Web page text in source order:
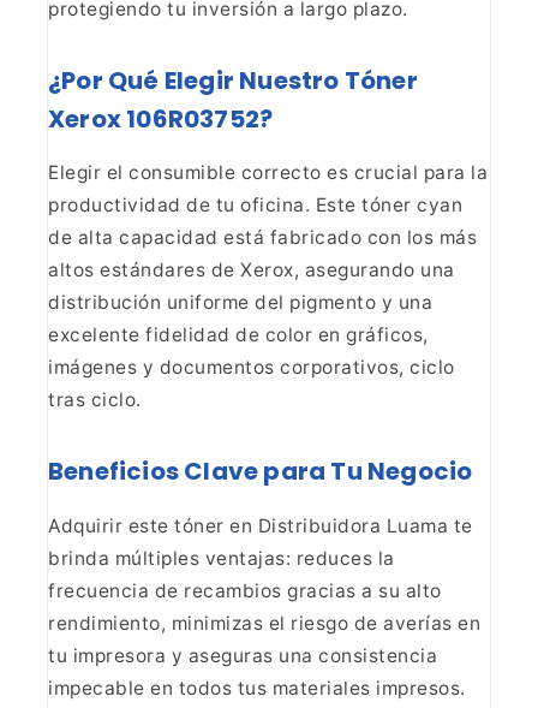
protegiendo tu inversión a largo plazo.
¿Por Qué Elegir Nuestro Tóner
Xerox106R03752?
Elegir el consumible correcto es crucial para la
productividad de tu oficina. Este tóner cyan
de alta capacidad está fabricado con los más
altos estándares de Xerox, asegurando una
distribución uniforme del pigmento y una
excelente fidelidad de color en gráficos,
imágenes y documentos corporativos, ciclo
tras ciclo.
Beneficios Clave para Tu Negocio
Adquirir este tóner en Distribuidora Luama te
brinda múltiples ventajas: reduces la
frecuencia de recambios gracias a su alto
rendimiento, minimizas el riesgo de averías en
tu impresora y aseguras una consistencia
impecable en todos tus materiales impresos.